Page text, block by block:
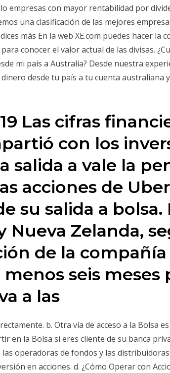
empresas con mayor rentabilidad por
una clasificación de las mejores
más En la web XE.com puedes hacer la
conocer el valor actual de las divisas.
mi país a Australia? Desde nuestra
desde tu país a tu cuenta australiana y
Las cifras
con los
salida a vale la
acciones de
su salida a bolsa.
Nueva Zelanda,
de la
seis meses
a las
b. Otra vía de acceso a la Bolsa
en la Bolsa si eres cliente de su banca
las operadoras de fondos y las
en acciones. d. ¿Cómo Operar con